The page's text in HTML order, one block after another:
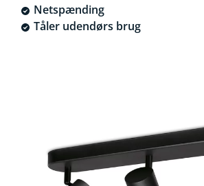
Netspænding
Tåler udendørs brug